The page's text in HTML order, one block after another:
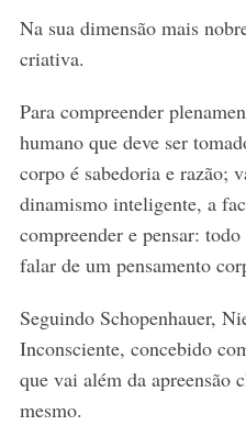
Na sua dimensão mais
criativa.
Para compreender
humano que deve ser
corpo é sabedoria e razão;
dinamismo inteligente, a
compreender e pensar:
falar de um pensamento
Seguindo Schopenhauer,
Inconsciente, concebido
que vai além da apreensão
mesmo.